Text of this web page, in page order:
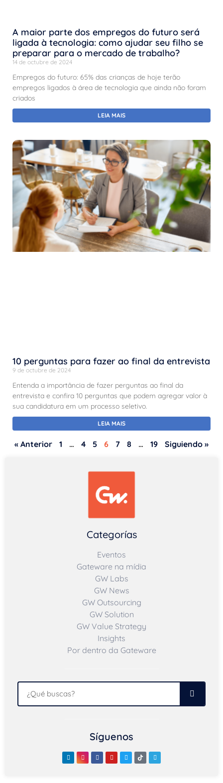
A maior parte dos empregos do futuro será
ligada à tecnologia: como ajudar seu filho se
preparar para o mercado de trabalho?
14 de octubre de 2024
Empregos do futuro: 65% das crianças de hoje terão
empregos ligados à área de tecnologia que ainda não foram
criados
LEIA MAIS
10 perguntas para fazer ao final da entrevista
9 de octubre de 2024
Entenda a importância de fazer perguntas ao final da
entrevista e confira 10 perguntas que podem agregar valor à
sua candidatura em um processo seletivo.
LEIA MAIS
« Anterior 1 … 4 5 6 7 8 … 19 Siguiendo »
Categorías
Eventos
Gateware na mídia
GW Labs
GW News
GW Outsourcing
GW Solution
GW Value Strategy
Insights
Por dentro da Gateware
Síguenos